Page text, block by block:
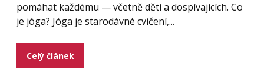
pomáhat každému — včetně dětí a dospívajících. Co
je jóga? Jóga je starodávné cvičení,...
Celý článek